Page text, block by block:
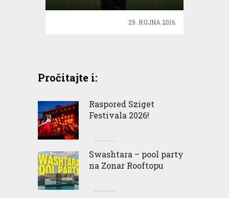
29. RUJNA 2016.
Pročitajte i:
Raspored Sziget
Festivala 2026!
Swashtara – pool party
na Zonar Rooftopu